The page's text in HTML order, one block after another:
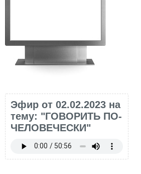
Эфир от 02.02.2023 на
тему: "ГОВОРИТЬ ПО-
ЧЕЛОВЕЧЕСКИ"